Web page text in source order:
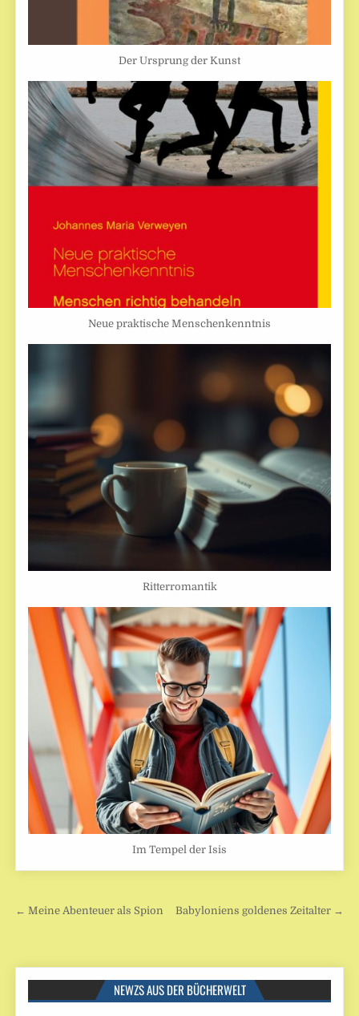
Der Ursprung der Kunst
Neue praktische Menschenkenntnis
Ritterromantik
Im Tempel der Isis
Beitragsnavigation
← Meine Abenteuer als Spion Babyloniens goldenes Zeitalter →
NEWZS AUS DER BÜCHERWELT